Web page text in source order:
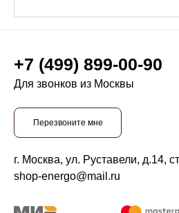
+7 (499) 899-00-90
Для звонков из Москвы
Перезвоните мне
г. Москва, ул. Руставели, д.14,
shop-energo@mail.ru